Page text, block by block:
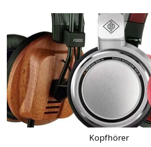
Kopfhörer